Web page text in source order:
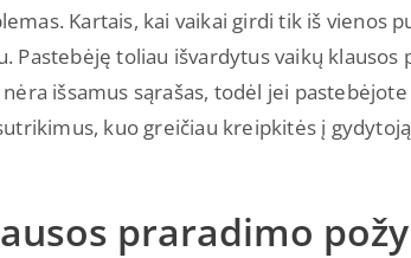
Kartais, kai vaikai girdi tik iš vienos
Pastebėję toliau išvardytus vaikų
nėra išsamus sąrašas, todėl jei
kuo greičiau kreipkitės į
praradimo